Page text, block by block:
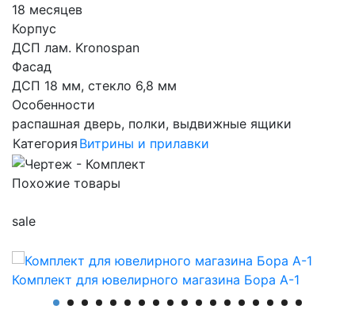
18 месяцев
Корпус
ДСП лам. Kronospan
Фасад
ДСП 18 мм, стекло 6,8 мм
Особенности
распашная дверь, полки, выдвижные ящики
Категория Витрины и прилавки
Похожие товары
sale
Комплект для ювелирного магазина Бора А-1
416 520 грн